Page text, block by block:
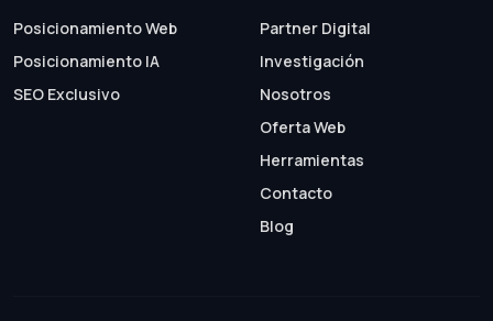
Posicionamiento Web
Posicionamiento IA
SEO Exclusivo
Partner Digital
Investigación
Nosotros
Oferta Web
Herramientas
Contacto
Blog